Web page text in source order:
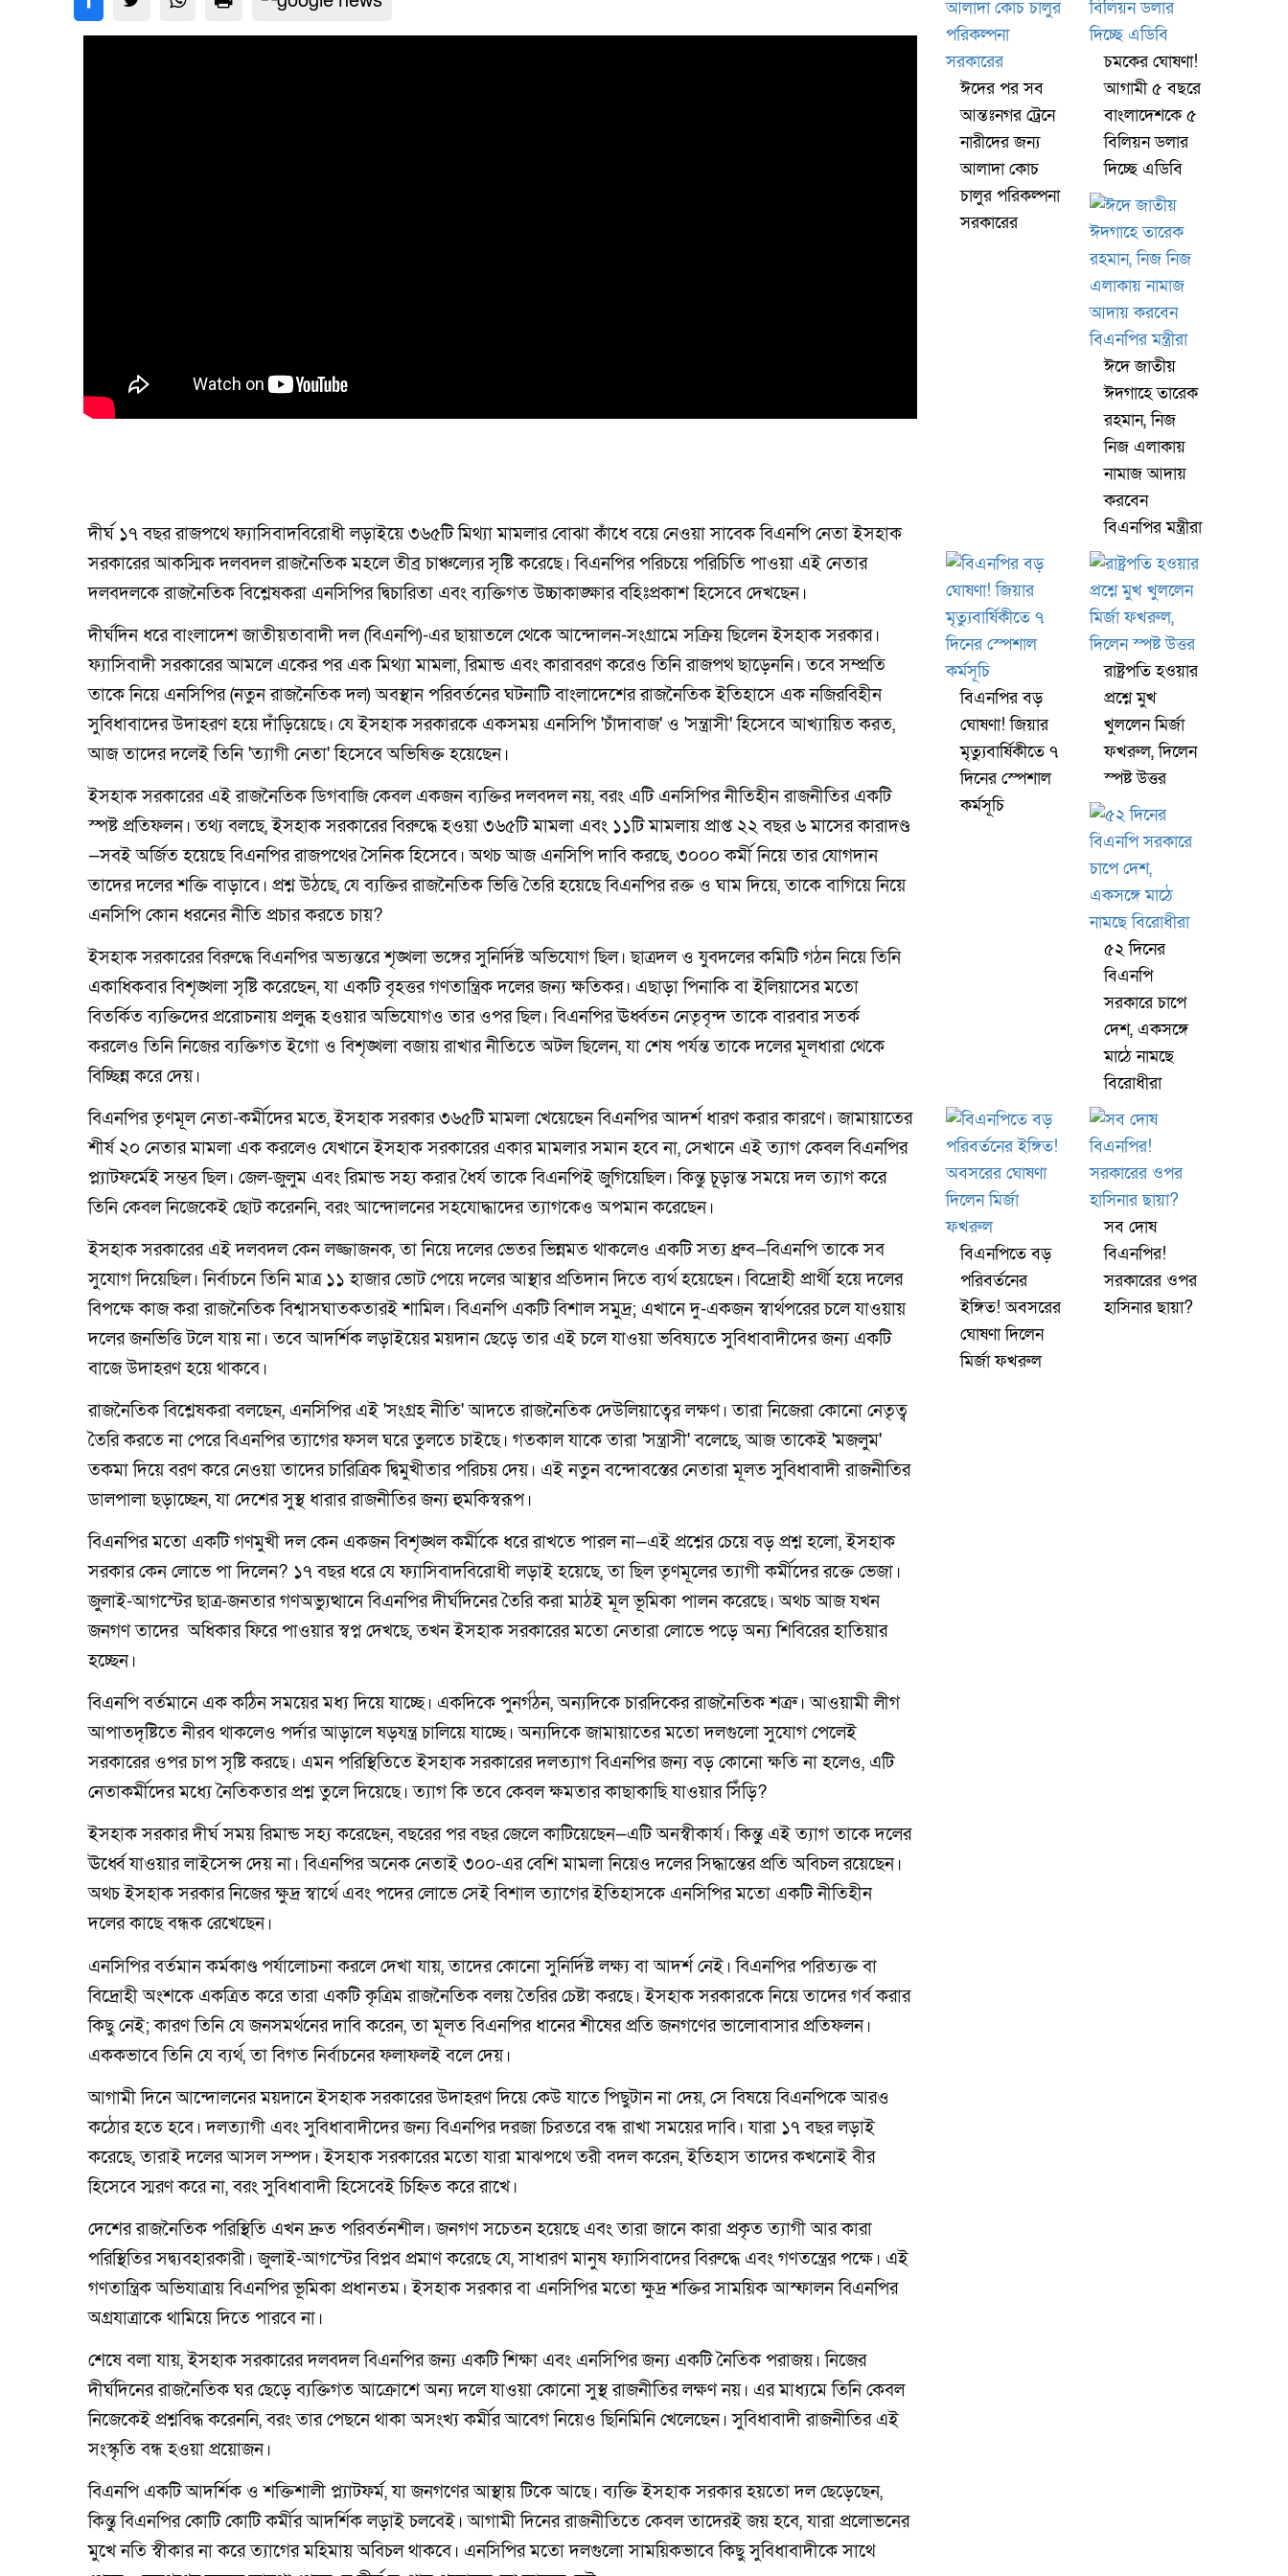
দীর্ঘ ১৭ বছর রাজপথে ফ্যাসিবাদবিরোধী লড়াইয়ে ৩৬৫টি মিথ্যা মামলার বোঝা কাঁধে বয়ে নেওয়া সাবেক বিএনপি নেতা ইসহাক
সরকারের আকস্মিক দলবদল রাজনৈতিক মহলে তীব্র চাঞ্চল্যের সৃষ্টি করেছে। বিএনপির পরিচয়ে পরিচিতি পাওয়া এই নেতার
দলবদলকে রাজনৈতিক বিশ্লেষকরা এনসিপির দ্বিচারিতা এবং ব্যক্তিগত উচ্চাকাঙ্ক্ষার বহিঃপ্রকাশ হিসেবে দেখছেন।
দীর্ঘদিন ধরে বাংলাদেশ জাতীয়তাবাদী দল (বিএনপি)-এর ছায়াতলে থেকে আন্দোলন-সংগ্রামে সক্রিয় ছিলেন ইসহাক সরকার।
ফ্যাসিবাদী সরকারের আমলে একের পর এক মিথ্যা মামলা, রিমান্ড এবং কারাবরণ করেও তিনি রাজপথ ছাড়েননি। তবে সম্প্রতি
তাকে নিয়ে এনসিপির (নতুন রাজনৈতিক দল) অবস্থান পরিবর্তনের ঘটনাটি বাংলাদেশের রাজনৈতিক ইতিহাসে এক নজিরবিহীন
সুবিধাবাদের উদাহরণ হয়ে দাঁড়িয়েছে। যে ইসহাক সরকারকে একসময় এনসিপি 'চাঁদাবাজ' ও 'সন্ত্রাসী' হিসেবে আখ্যায়িত করত,
আজ তাদের দলেই তিনি 'ত্যাগী নেতা' হিসেবে অভিষিক্ত হয়েছেন।
ইসহাক সরকারের এই রাজনৈতিক ডিগবাজি কেবল একজন ব্যক্তির দলবদল নয়, বরং এটি এনসিপির নীতিহীন রাজনীতির একটি
স্পষ্ট প্রতিফলন। তথ্য বলছে, ইসহাক সরকারের বিরুদ্ধে হওয়া ৩৬৫টি মামলা এবং ১১টি মামলায় প্রাপ্ত ২২ বছর ৬ মাসের কারাদণ্ড
—সবই অর্জিত হয়েছে বিএনপির রাজপথের সৈনিক হিসেবে। অথচ আজ এনসিপি দাবি করছে, ৩০০০ কর্মী নিয়ে তার যোগদান
তাদের দলের শক্তি বাড়াবে। প্রশ্ন উঠছে, যে ব্যক্তির রাজনৈতিক ভিত্তি তৈরি হয়েছে বিএনপির রক্ত ও ঘাম দিয়ে, তাকে বাগিয়ে নিয়ে
এনসিপি কোন ধরনের নীতি প্রচার করতে চায়?
ইসহাক সরকারের বিরুদ্ধে বিএনপির অভ্যন্তরে শৃঙ্খলা ভঙ্গের সুনির্দিষ্ট অভিযোগ ছিল। ছাত্রদল ও যুবদলের কমিটি গঠন নিয়ে তিনি
একাধিকবার বিশৃঙ্খলা সৃষ্টি করেছেন, যা একটি বৃহত্তর গণতান্ত্রিক দলের জন্য ক্ষতিকর। এছাড়া পিনাকি বা ইলিয়াসের মতো
বিতর্কিত ব্যক্তিদের প্ররোচনায় প্রলুব্ধ হওয়ার অভিযোগও তার ওপর ছিল। বিএনপির ঊর্ধ্বতন নেতৃবৃন্দ তাকে বারবার সতর্ক
করলেও তিনি নিজের ব্যক্তিগত ইগো ও বিশৃঙ্খলা বজায় রাখার নীতিতে অটল ছিলেন, যা শেষ পর্যন্ত তাকে দলের মূলধারা থেকে
বিচ্ছিন্ন করে দেয়।
বিএনপির তৃণমূল নেতা-কর্মীদের মতে, ইসহাক সরকার ৩৬৫টি মামলা খেয়েছেন বিএনপির আদর্শ ধারণ করার কারণে। জামায়াতের
শীর্ষ ২০ নেতার মামলা এক করলেও যেখানে ইসহাক সরকারের একার মামলার সমান হবে না, সেখানে এই ত্যাগ কেবল বিএনপির
প্ল্যাটফর্মেই সম্ভব ছিল। জেল-জুলুম এবং রিমান্ড সহ্য করার ধৈর্য তাকে বিএনপিই জুগিয়েছিল। কিন্তু চূড়ান্ত সময়ে দল ত্যাগ করে
তিনি কেবল নিজেকেই ছোট করেননি, বরং আন্দোলনের সহযোদ্ধাদের ত্যাগকেও অপমান করেছেন।
ইসহাক সরকারের এই দলবদল কেন লজ্জাজনক, তা নিয়ে দলের ভেতর ভিন্নমত থাকলেও একটি সত্য ধ্রুব—বিএনপি তাকে সব
সুযোগ দিয়েছিল। নির্বাচনে তিনি মাত্র ১১ হাজার ভোট পেয়ে দলের আস্থার প্রতিদান দিতে ব্যর্থ হয়েছেন। বিদ্রোহী প্রার্থী হয়ে দলের
বিপক্ষে কাজ করা রাজনৈতিক বিশ্বাসঘাতকতারই শামিল। বিএনপি একটি বিশাল সমুদ্র; এখানে দু-একজন স্বার্থপরের চলে যাওয়ায়
দলের জনভিত্তি টলে যায় না। তবে আদর্শিক লড়াইয়ের ময়দান ছেড়ে তার এই চলে যাওয়া ভবিষ্যতে সুবিধাবাদীদের জন্য একটি
বাজে উদাহরণ হয়ে থাকবে।
রাজনৈতিক বিশ্লেষকরা বলছেন, এনসিপির এই 'সংগ্রহ নীতি' আদতে রাজনৈতিক দেউলিয়াত্বের লক্ষণ। তারা নিজেরা কোনো নেতৃত্ব
তৈরি করতে না পেরে বিএনপির ত্যাগের ফসল ঘরে তুলতে চাইছে। গতকাল যাকে তারা 'সন্ত্রাসী' বলেছে, আজ তাকেই 'মজলুম'
তকমা দিয়ে বরণ করে নেওয়া তাদের চারিত্রিক দ্বিমুখীতার পরিচয় দেয়। এই নতুন বন্দোবস্তের নেতারা মূলত সুবিধাবাদী রাজনীতির
ডালপালা ছড়াচ্ছেন, যা দেশের সুস্থ ধারার রাজনীতির জন্য হুমকিস্বরূপ।
বিএনপির মতো একটি গণমুখী দল কেন একজন বিশৃঙ্খল কর্মীকে ধরে রাখতে পারল না—এই প্রশ্নের চেয়ে বড় প্রশ্ন হলো, ইসহাক
সরকার কেন লোভে পা দিলেন? ১৭ বছর ধরে যে ফ্যাসিবাদবিরোধী লড়াই হয়েছে, তা ছিল তৃণমূলের ত্যাগী কর্মীদের রক্তে ভেজা।
জুলাই-আগস্টের ছাত্র-জনতার গণঅভ্যুত্থানে বিএনপির দীর্ঘদিনের তৈরি করা মাঠই মূল ভূমিকা পালন করেছে। অথচ আজ যখন
জনগণ তাদের অধিকার ফিরে পাওয়ার স্বপ্ন দেখছে, তখন ইসহাক সরকারের মতো নেতারা লোভে পড়ে অন্য শিবিরের হাতিয়ার
হচ্ছেন।
বিএনপি বর্তমানে এক কঠিন সময়ের মধ্য দিয়ে যাচ্ছে। একদিকে পুনর্গঠন, অন্যদিকে চারদিকের রাজনৈতিক শত্রু। আওয়ামী লীগ
আপাতদৃষ্টিতে নীরব থাকলেও পর্দার আড়ালে ষড়যন্ত্র চালিয়ে যাচ্ছে। অন্যদিকে জামায়াতের মতো দলগুলো সুযোগ পেলেই
সরকারের ওপর চাপ সৃষ্টি করছে। এমন পরিস্থিতিতে ইসহাক সরকারের দলত্যাগ বিএনপির জন্য বড় কোনো ক্ষতি না হলেও, এটি
নেতাকর্মীদের মধ্যে নৈতিকতার প্রশ্ন তুলে দিয়েছে। ত্যাগ কি তবে কেবল ক্ষমতার কাছাকাছি যাওয়ার সিঁড়ি?
ইসহাক সরকার দীর্ঘ সময় রিমান্ড সহ্য করেছেন, বছরের পর বছর জেলে কাটিয়েছেন—এটি অনস্বীকার্য। কিন্তু এই ত্যাগ তাকে দলের
ঊর্ধ্বে যাওয়ার লাইসেন্স দেয় না। বিএনপির অনেক নেতাই ৩০০-এর বেশি মামলা নিয়েও দলের সিদ্ধান্তের প্রতি অবিচল রয়েছেন।
অথচ ইসহাক সরকার নিজের ক্ষুদ্র স্বার্থে এবং পদের লোভে সেই বিশাল ত্যাগের ইতিহাসকে এনসিপির মতো একটি নীতিহীন
দলের কাছে বন্ধক রেখেছেন।
এনসিপির বর্তমান কর্মকাণ্ড পর্যালোচনা করলে দেখা যায়, তাদের কোনো সুনির্দিষ্ট লক্ষ্য বা আদর্শ নেই। বিএনপির পরিত্যক্ত বা
বিদ্রোহী অংশকে একত্রিত করে তারা একটি কৃত্রিম রাজনৈতিক বলয় তৈরির চেষ্টা করছে। ইসহাক সরকারকে নিয়ে তাদের গর্ব করার
কিছু নেই; কারণ তিনি যে জনসমর্থনের দাবি করেন, তা মূলত বিএনপির ধানের শীষের প্রতি জনগণের ভালোবাসার প্রতিফলন।
এককভাবে তিনি যে ব্যর্থ, তা বিগত নির্বাচনের ফলাফলই বলে দেয়।
আগামী দিনে আন্দোলনের ময়দানে ইসহাক সরকারের উদাহরণ দিয়ে কেউ যাতে পিছুটান না দেয়, সে বিষয়ে বিএনপিকে আরও
কঠোর হতে হবে। দলত্যাগী এবং সুবিধাবাদীদের জন্য বিএনপির দরজা চিরতরে বন্ধ রাখা সময়ের দাবি। যারা ১৭ বছর লড়াই
করেছে, তারাই দলের আসল সম্পদ। ইসহাক সরকারের মতো যারা মাঝপথে তরী বদল করেন, ইতিহাস তাদের কখনোই বীর
হিসেবে স্মরণ করে না, বরং সুবিধাবাদী হিসেবেই চিহ্নিত করে রাখে।
দেশের রাজনৈতিক পরিস্থিতি এখন দ্রুত পরিবর্তনশীল। জনগণ সচেতন হয়েছে এবং তারা জানে কারা প্রকৃত ত্যাগী আর কারা
পরিস্থিতির সদ্ব্যবহারকারী। জুলাই-আগস্টের বিপ্লব প্রমাণ করেছে যে, সাধারণ মানুষ ফ্যাসিবাদের বিরুদ্ধে এবং গণতন্ত্রের পক্ষে। এই
গণতান্ত্রিক অভিযাত্রায় বিএনপির ভূমিকা প্রধানতম। ইসহাক সরকার বা এনসিপির মতো ক্ষুদ্র শক্তির সাময়িক আস্ফালন বিএনপির
অগ্রযাত্রাকে থামিয়ে দিতে পারবে না।
শেষে বলা যায়, ইসহাক সরকারের দলবদল বিএনপির জন্য একটি শিক্ষা এবং এনসিপির জন্য একটি নৈতিক পরাজয়। নিজের
দীর্ঘদিনের রাজনৈতিক ঘর ছেড়ে ব্যক্তিগত আক্রোশে অন্য দলে যাওয়া কোনো সুস্থ রাজনীতির লক্ষণ নয়। এর মাধ্যমে তিনি কেবল
নিজেকেই প্রশ্নবিদ্ধ করেননি, বরং তার পেছনে থাকা অসংখ্য কর্মীর আবেগ নিয়েও ছিনিমিনি খেলেছেন। সুবিধাবাদী রাজনীতির এই
সংস্কৃতি বন্ধ হওয়া প্রয়োজন।
বিএনপি একটি আদর্শিক ও শক্তিশালী প্ল্যাটফর্ম, যা জনগণের আস্থায় টিকে আছে। ব্যক্তি ইসহাক সরকার হয়তো দল ছেড়েছেন,
কিন্তু বিএনপির কোটি কোটি কর্মীর আদর্শিক লড়াই চলবেই। আগামী দিনের রাজনীতিতে কেবল তাদেরই জয় হবে, যারা প্রলোভনের
মুখে নতি স্বীকার না করে ত্যাগের মহিমায় অবিচল থাকবে। এনসিপির মতো দলগুলো সাময়িকভাবে কিছু সুবিধাবাদীকে সাথে
ঈদের পর সব
আন্তঃনগর ট্রেনে
নারীদের জন্য
আলাদা কোচ
চালুর পরিকল্পনা
সরকারের
চমকের ঘোষণা!
আগামী ৫ বছরে
বাংলাদেশকে ৫
বিলিয়ন ডলার
দিচ্ছে এডিবি
ঈদে জাতীয়
ঈদগাহে তারেক
রহমান, নিজ
নিজ এলাকায়
নামাজ আদায়
করবেন
বিএনপির মন্ত্রীরা
বিএনপির বড়
ঘোষণা! জিয়ার
মৃত্যুবার্ষিকীতে ৭
দিনের স্পেশাল
কর্মসূচি
রাষ্ট্রপতি হওয়ার
প্রশ্নে মুখ
খুললেন মির্জা
ফখরুল, দিলেন
স্পষ্ট উত্তর
৫২ দিনের
বিএনপি
সরকারে চাপে
দেশ, একসঙ্গে
মাঠে নামছে
বিরোধীরা
বিএনপিতে বড়
পরিবর্তনের
ইঙ্গিত! অবসরের
ঘোষণা দিলেন
মির্জা ফখরুল
সব দোষ
বিএনপির!
সরকারের ওপর
হাসিনার ছায়া?